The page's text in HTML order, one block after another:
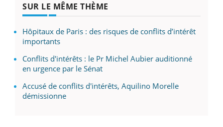
SUR LE MÊME THÈME
Hôpitaux de Paris : des risques de conflits d’intérêt
importants
Conflits d'intérêts : le Pr Michel Aubier auditionné
en urgence par le Sénat
Accusé de conflits d'intérêts, Aquilino Morelle
démissionne